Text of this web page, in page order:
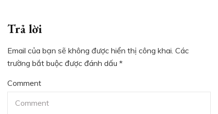
Trả lời
Email của bạn sẽ không được hiển thị công khai. Các
trường bắt buộc được đánh dấu *
Comment